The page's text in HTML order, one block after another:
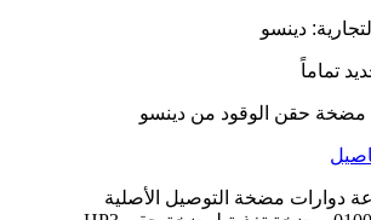
دينسو
تماماً
مضخة حقن الوقود من دينسو